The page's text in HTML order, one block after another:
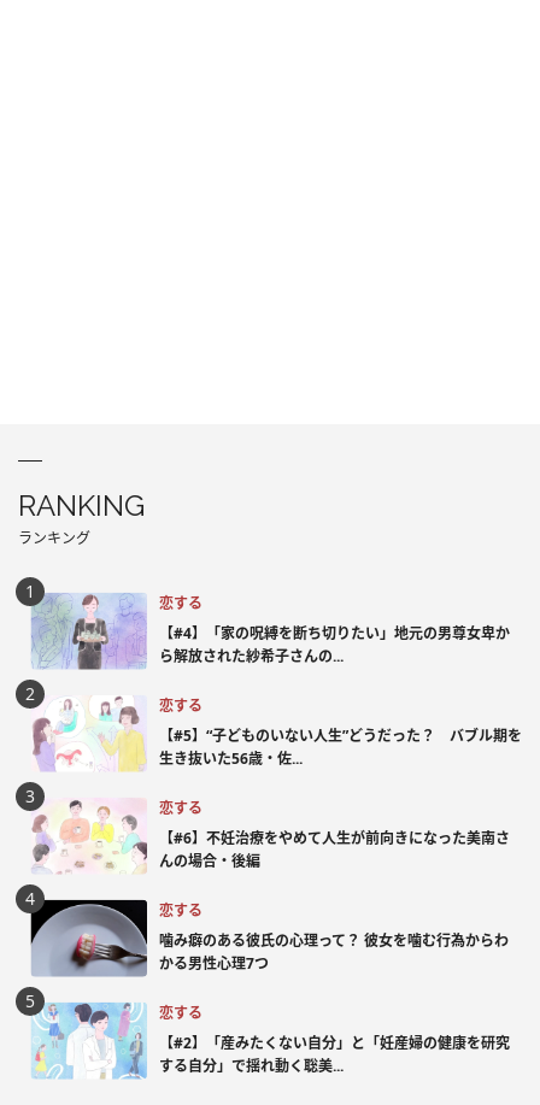
RANKING
ランキング
恋する
【#4】「家の呪縛を断ち切りたい」地元の男尊女卑か
ら解放された紗希子さんの...
恋する
【#5】“子どものいない人生”どうだった？ バブル期を
生き抜いた56歳・佐...
恋する
【#6】不妊治療をやめて人生が前向きになった美南さ
んの場合・後編
恋する
噛み癖のある彼氏の心理って？ 彼女を噛む行為からわ
かる男性心理7つ
恋する
【#2】「産みたくない自分」と「妊産婦の健康を研究
する自分」で揺れ動く聡美...